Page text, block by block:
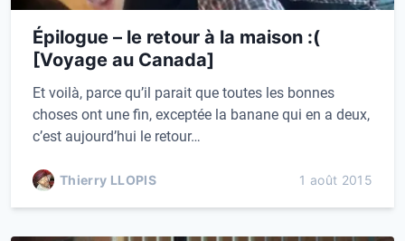
Épilogue – le retour à la maison :(
[Voyage au Canada]
Et voilà, parce qu’il parait que toutes les bonnes
choses ont une fin, exceptée la banane qui en a deux,
c’est aujourd’hui le retour…
Thierry LLOPIS 1 août 2015